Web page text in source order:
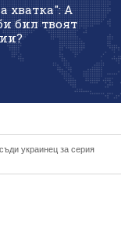
хватка": А
бил твоят
украинец за серия